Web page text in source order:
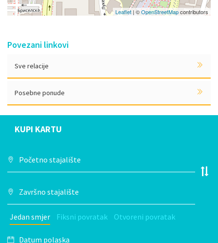
Leaflet | ©OpenStreetMapcontributors
Povezani linkovi
Sve relacije
Posebne ponude
KUPI KARTU
Jedan smjer Fiksni povratak Otvoreni povratak